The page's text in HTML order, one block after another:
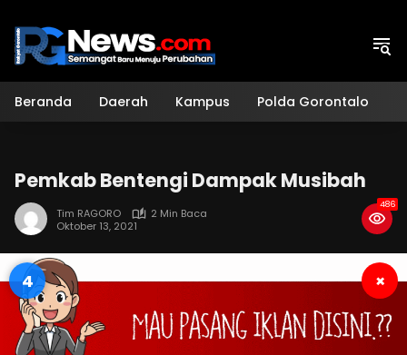
konten
Beranda Daerah Kampus Polda Gorontalo
Pemkab Bentengi Dampak Musibah
Tim RAGORO
2 Min Baca
Oktober 13, 2021
486
3 ×